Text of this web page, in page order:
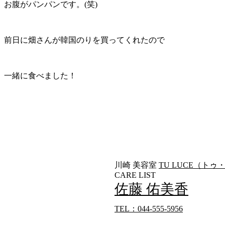
お腹がパンパンです。(笑)
前日に畑さんが韓国のりを買ってくれたので
一緒に食べました！
川崎 美容室 TU LUCE（トゥ・
CARE LIST
佐藤 佑美香
TEL：044-555-5956